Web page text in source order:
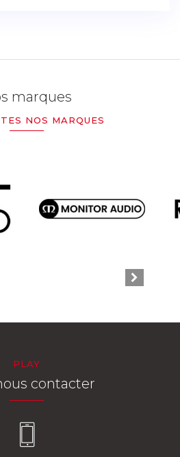
marques
NOS MARQUES
PLAY
contacter